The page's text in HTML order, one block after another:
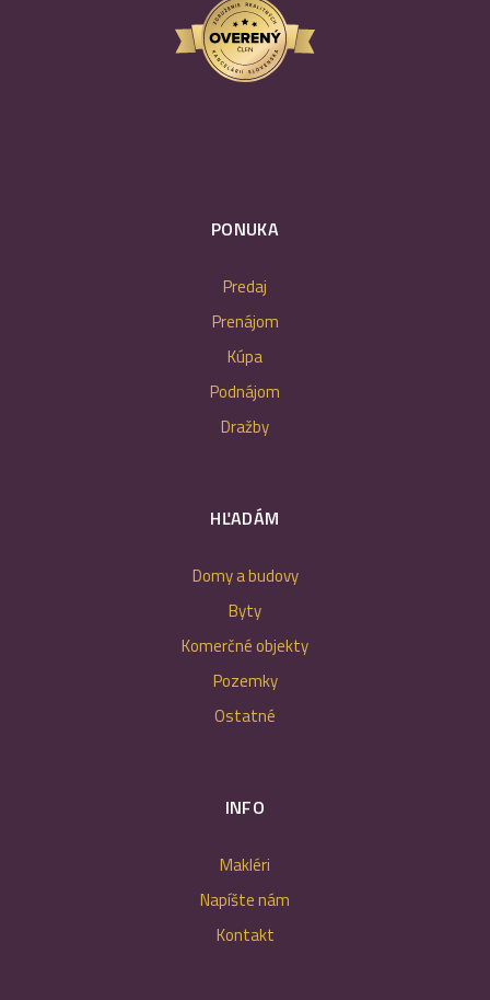
PONUKA
Predaj
Prenájom
Kúpa
Podnájom
Dražby
HĽADÁM
Domy a budovy
Byty
Komerčné objekty
Pozemky
Ostatné
INFO
Makléri
Napíšte nám
Kontakt